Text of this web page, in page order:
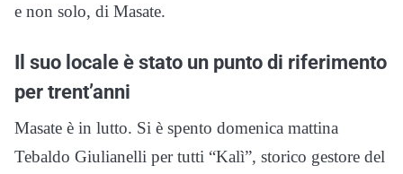
e non solo, di Masate.
Il suo locale è stato un punto di riferimento
per trent’anni
Masate è in lutto. Si è spento domenica mattina
Tebaldo Giulianelli per tutti “Kalì”, storico gestore del